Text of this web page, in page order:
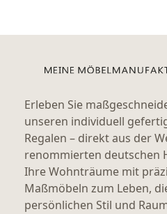
Erleben Sie
unseren individuell
Regalen – direkt aus der
renommierten deutschen
Ihre Wohnträume mit
Maßmöbeln zum Leben,
persönlichen Stil und
LOWBOARDS
TV-MÖBEL
FLURMÖBEL
VITRINEN